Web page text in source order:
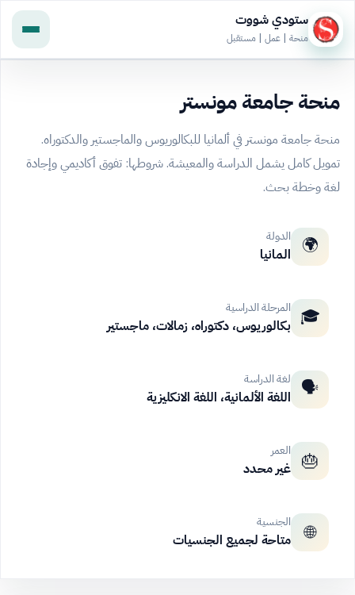
ستودي شووت
منحة | عمل | مستقبل
منحة جامعة مونستر
منحة جامعة مونستر في ألمانيا للبكالوريوس والماجستير والدكتوراه.
تمويل كامل يشمل الدراسة والمعيشة. شروطها: تفوق أكاديمي وإجادة
لغة وخطة بحث.
🌍 الدولة
المانيا
🎓 المرحلة الدراسية
بكالوريوس، دكتوراه، زمالات، ماجستير
🗣️ لغة الدراسة
اللغة الألمانية، اللغة الانكليزية
🎂 العمر
غير محدد
🌐 الجنسية
متاحة لجميع الجنسيات